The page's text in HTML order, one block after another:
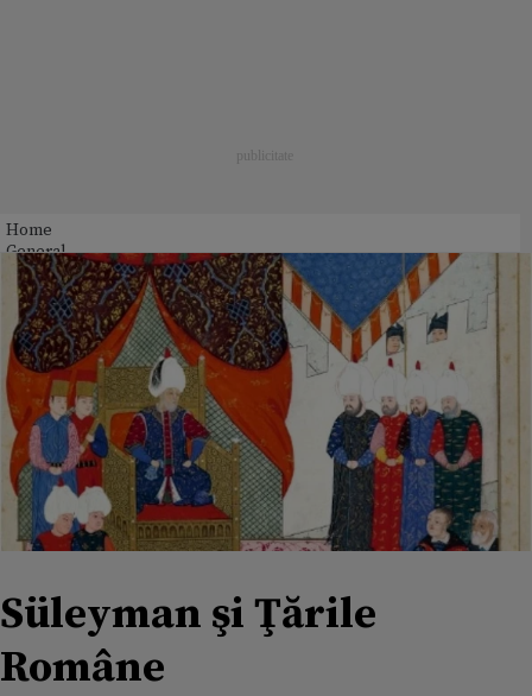
Home
General
Süleyman şi Ţările
Române